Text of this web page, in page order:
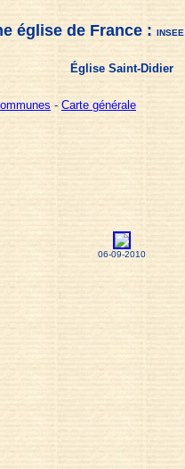
église de France : INSEE
Église Saint-Didier
- Carte générale
06-09-2010